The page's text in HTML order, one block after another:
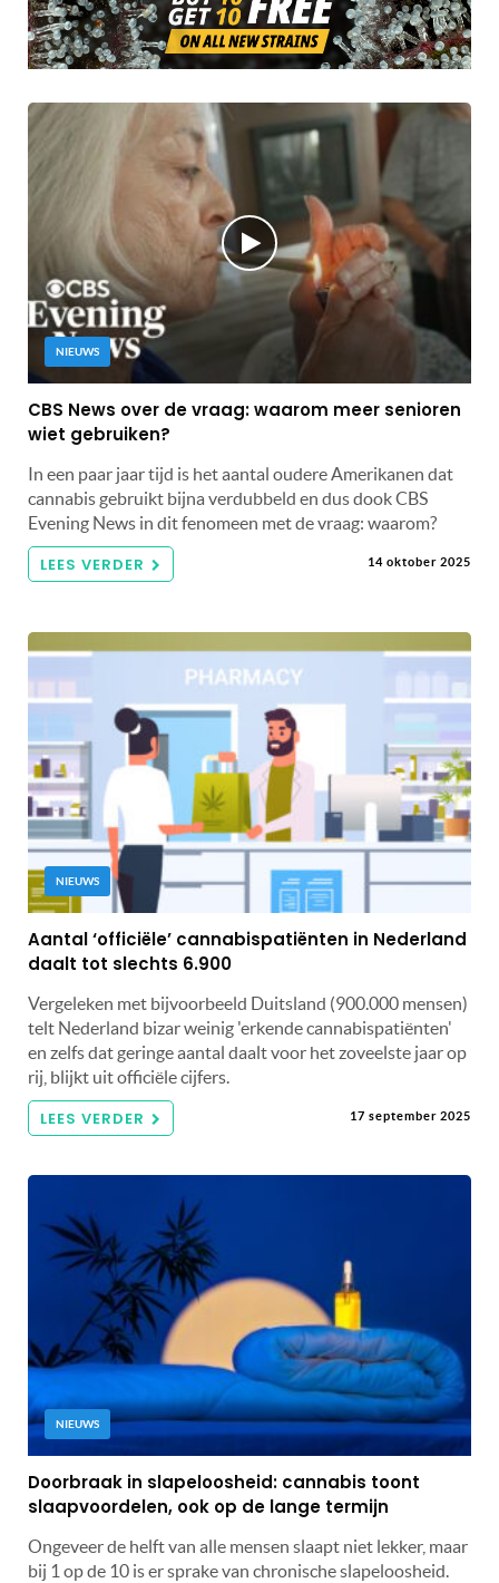
NIEUWS
CBS News over de vraag: waarom meer senioren
wiet gebruiken?
In een paar jaar tijd is het aantal oudere Amerikanen dat
cannabis gebruikt bijna verdubbeld en dus dook CBS
Evening News in dit fenomeen met de vraag: waarom?
LEES VERDER 14 oktober 2025
NIEUWS
Aantal ‘officiële’ cannabispatiënten in Nederland
daalt tot slechts 6.900
Vergeleken met bijvoorbeeld Duitsland (900.000 mensen)
telt Nederland bizar weinig 'erkende cannabispatiënten'
en zelfs dat geringe aantal daalt voor het zoveelste jaar op
rij, blijkt uit officiële cijfers.
LEES VERDER 17 september 2025
NIEUWS
Doorbraak in slapeloosheid: cannabis toont
slaapvoordelen, ook op de lange termijn
Ongeveer de helft van alle mensen slaapt niet lekker, maar
bij 1 op de 10 is er sprake van chronische slapeloosheid.